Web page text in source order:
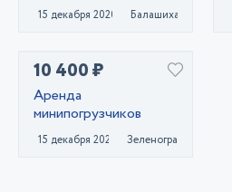
15 декабря 2020 Балашиха
10 400 ₽
Аренда
минипогрузчиков
15 декабря 2020 Зеленоград